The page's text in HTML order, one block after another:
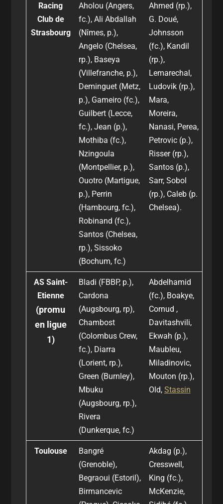
Racing
Club de
Strasbourg
Aholou (Angers,
fc.), Ali Abdallah
(Nîmes, p.),
Angelo (Chelsea,
rp.), Baseya
(Villefranche, p.),
Deminguet (Metz,
p.), Gameiro (fc.),
Guilbert (Lecce,
fc.), Jean (p.),
Mothiba (fc.),
Nzingoula
(Montpellier, p.),
Ouotro (Martigue,
p.), Perrin
(Hambourg, fc.),
Robinand (fc.),
Santos (Chelsea,
rp.), Sissoko
(Bochum, fc.)
Ahmed (rp.),
G. Doué,
Johnsson
(fc.), Kandil
(rp.),
Lemarechal,
Ludovik (rp.),
Mara,
Moreira,
Nanasi, Perea,
Petrovic (p.),
Risser (rp.),
Santos (p.),
Sarr, Sobol
(rp.), Caleb (p.
Chelsea).
AS Saint-
Etienne
(promu
en ligue
1)
Bladi (FBBP, p.),
Cardona
(Augsbourg, rp),
Chambost
(Colombus Crew,
fc.), Diarra
(Lorient, rp.),
Green (Burnley),
Mbuku
(Augsbourg, rp.),
Rivera
(Dunkerque, fc.)
Abdelhamid
(fc.), Boakye,
Cornud ,
Davitashvili,
Ekwah (p.),
Maubleu,
Miladinovic,
Mouton (rp.),
Old, Stassin
Toulouse
Bangré
(Grenoble),
Begraoui (Estoril),
Birmancevic
Akdag (p.),
Cresswell,
King (fc.),
McKenzie,